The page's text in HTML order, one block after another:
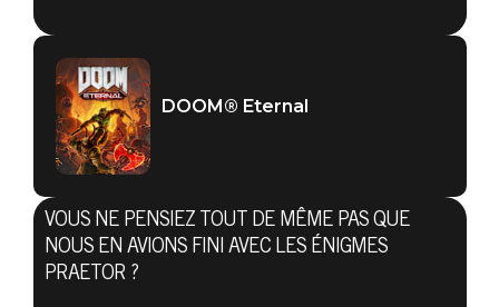
DOOM® Eternal
VOUS NE PENSIEZ TOUT DE MÊME PAS QUE
NOUS EN AVIONS FINI AVEC LES ÉNIGMES
PRAETOR ?